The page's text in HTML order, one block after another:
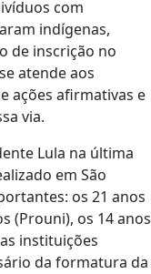
com
indígenas,
de inscrição no
atende aos
ações afirmativas e
via.
Lula na última
em São
os 21 anos
(Prouni), os 14 anos
instituições
da formatura da